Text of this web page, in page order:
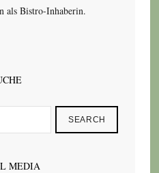
als Bistro-Inhaberin.
SEARCH
MEDIA